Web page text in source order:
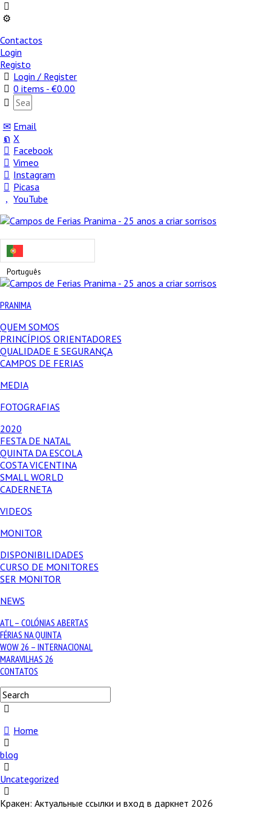
Contactos
Login
Registo
Login / Register
0 items -€0.00
Email
X
Facebook
Vimeo
Instagram
Picasa
YouTube
Português
PRANIMA
QUEM SOMOS
PRINCÍPIOS ORIENTADORES
QUALIDADE E SEGURANÇA
CAMPOS DE FERIAS
MEDIA
FOTOGRAFIAS
2020
FESTA DE NATAL
QUINTA DA ESCOLA
COSTA VICENTINA
SMALL WORLD
CADERNETA
VIDEOS
MONITOR
DISPONIBILIDADES
CURSO DE MONITORES
SER MONITOR
NEWS
ATL – COLÓNIAS ABERTAS
FÉRIAS NA QUINTA
WOW 26 – INTERNACIONAL
MARAVILHAS 26
CONTATOS
Home
blog
Uncategorized
Кракен: Актуальные ссылки и вход в даркнет 2026